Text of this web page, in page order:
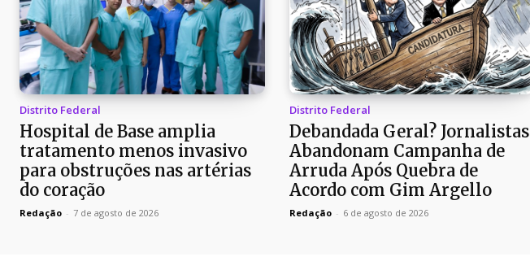
Distrito Federal
Hospital de Base amplia
tratamento menos invasivo
para obstruções nas artérias
do coração
Redação - 7 de agosto de 2026
Distrito Federal
Debandada Geral? Jornalistas
Abandonam Campanha de
Arruda Após Quebra de
Acordo com Gim Argello
Redação - 6 de agosto de 2026